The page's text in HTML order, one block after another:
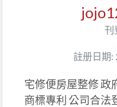
刊
註册日期:
宅修便房屋整修 政
商標專利 公司合法